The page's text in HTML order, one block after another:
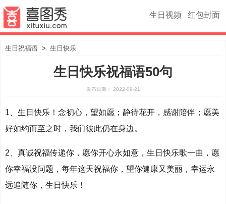
生日视频 红包封面
生日祝福语> 生日快乐
生日快乐祝福语50句
发布日期： 2022-09-21
1、生日快乐！念初心，望如愿；静待花开，感谢陪伴；愿美
好如约而至之时，我们彼此仍在身边。
2、真诚祝福传递你，愿你开心永如意，生日快乐歌一曲，愿
你幸福没问题，每年这天祝福你，望你健康又美丽，幸运永
远追随你，生日快乐！